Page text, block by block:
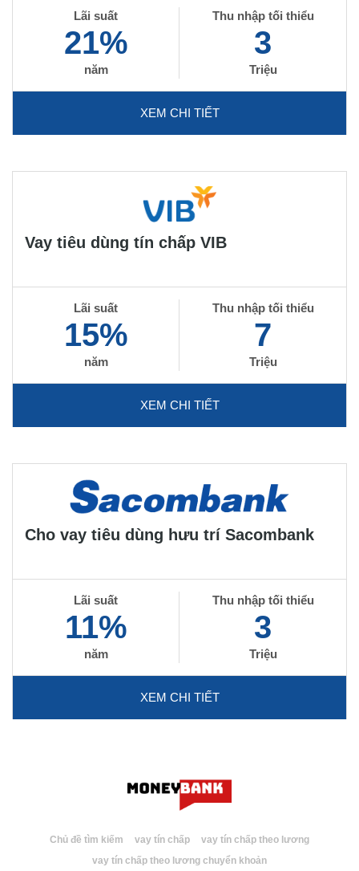
Lãi suất
21%
năm
Thu nhập tối thiểu
3
Triệu
XEM CHI TIẾT
Vay tiêu dùng tín chấp VIB
Lãi suất
15%
năm
Thu nhập tối thiểu
7
Triệu
XEM CHI TIẾT
Cho vay tiêu dùng hưu trí Sacombank
Lãi suất
11%
năm
Thu nhập tối thiểu
3
Triệu
XEM CHI TIẾT
Chủ đề tìm kiếm vay tín chấp
vay tín chấp theo lương
vay tín chấp theo lương chuyển khoản